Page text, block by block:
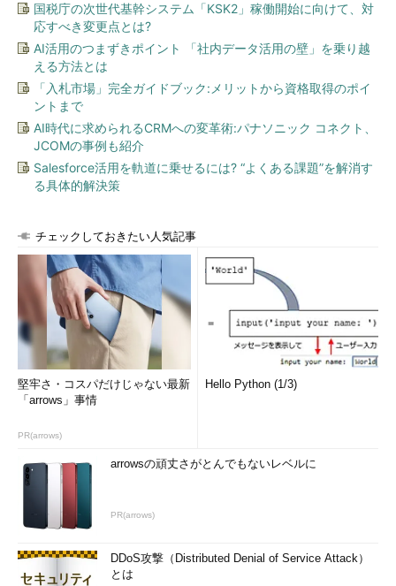
国税庁の次世代基幹システム「KSK2」稼働開始に向けて、対
応すべき変更点とは?
AI活用のつまずきポイント 「社内データ活用の壁」を乗り越
える方法とは
「入札市場」完全ガイドブック:メリットから資格取得のポイ
ントまで
AI時代に求められるCRMへの変革術:パナソニック コネクト、
JCOMの事例も紹介
Salesforce活用を軌道に乗せるには? “よくある課題”を解消す
る具体的解決策
チェックしておきたい人気記事
堅牢さ・コスパだけじゃない最新
「arrows」事情
PR(arrows)
Hello Python (1/3)
arrowsの頑丈さがとんでもないレベルに
PR(arrows)
DDoS攻撃（Distributed Denial of Service Attack）
とは